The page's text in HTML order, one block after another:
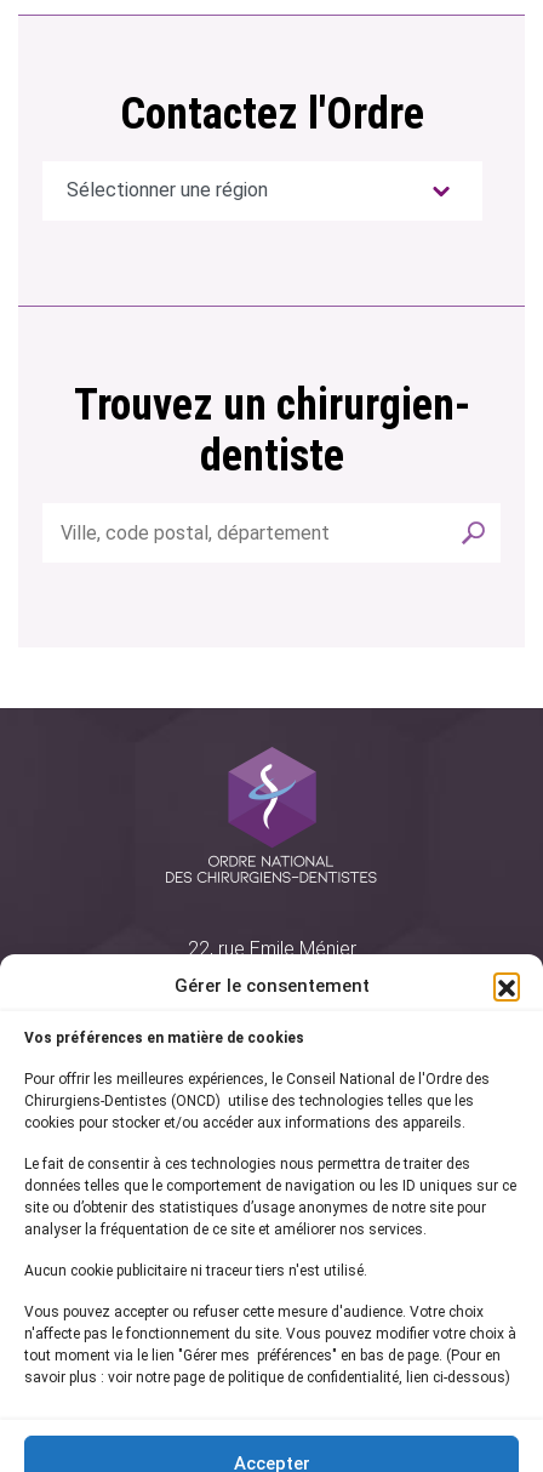
Gérer le consentement
Vos préférences en matière de cookies
Pour offrir les meilleures expériences, le Conseil National de l'Ordre des
Chirurgiens-Dentistes (ONCD) utilise des technologies telles que les
cookies pour stocker et/ou accéder aux informations des appareils.
Le fait de consentir à ces technologies nous permettra de traiter des
données telles que le comportement de navigation ou les ID uniques sur ce
site ou d’obtenir des statistiques d’usage anonymes de notre site pour
analyser la fréquentation de ce site et améliorer nos services.
Aucun cookie publicitaire ni traceur tiers n'est utilisé.
Vous pouvez accepter ou refuser cette mesure d'audience. Votre choix
n'affecte pas le fonctionnement du site. Vous pouvez modifier votre choix à
tout moment via le lien "Gérer mes préférences" en bas de page. (Pour en
savoir plus : voir notre page de politique de confidentialité, lien ci-dessous)
Accepter
Contactez l'Ordre
Trouvez un chirurgien-
dentiste
22, rue Emile Ménier
75761 Paris Cedex 16
01 44 34 78 80
courrier@oncd.org
Actualités
Presse
Informations légales
Plan du site
Inscrivez-vous à notrenewsletter